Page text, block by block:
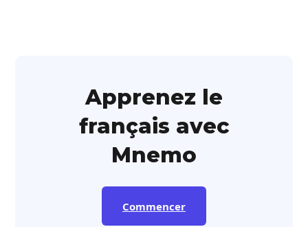
Apprenez le
français avec
Mnemo
Commencer